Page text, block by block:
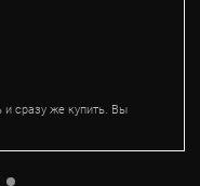
сразу же купить. Вы